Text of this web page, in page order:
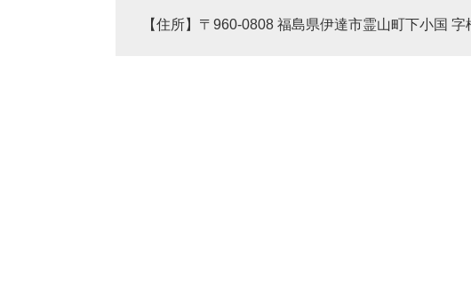
【住所】〒960-0808 福島県伊達市霊山町下小国 字